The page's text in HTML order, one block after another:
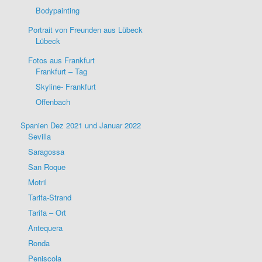
Bodypainting
Portrait von Freunden aus Lübeck
Lübeck
Fotos aus Frankfurt
Frankfurt – Tag
Skyline- Frankfurt
Offenbach
Spanien Dez 2021 und Januar 2022
Sevilla
Saragossa
San Roque
Motril
Tarifa-Strand
Tarifa – Ort
Antequera
Ronda
Peniscola